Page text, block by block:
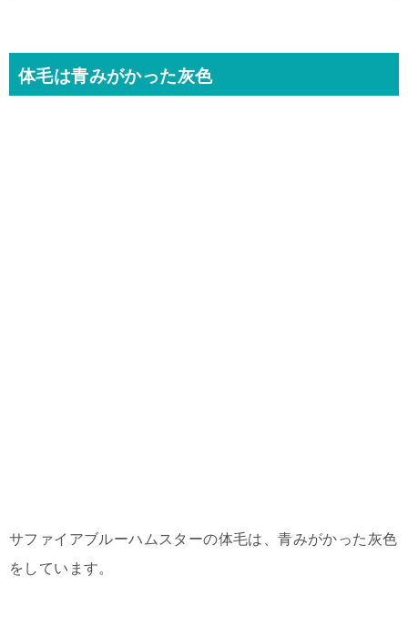
体毛は青みがかった灰色
サファイアブルーハムスターの体毛は、青みがかった灰色
をしています。